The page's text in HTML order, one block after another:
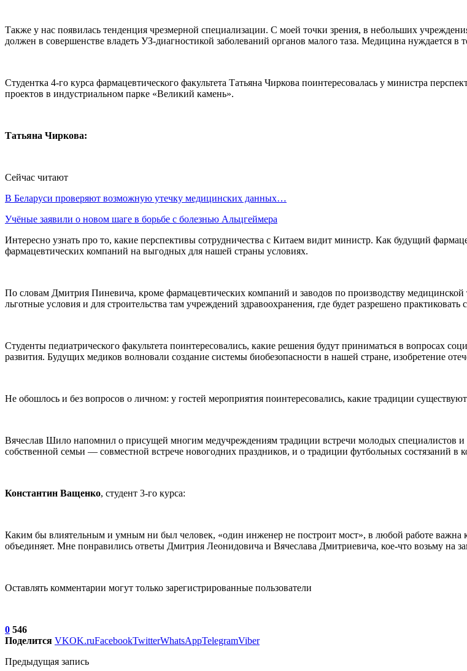
Также у нас появилась тенденция чрезмерной специализации. С моей точки зрения, в небольших
должен в совершенстве владеть УЗ-диагностикой заболеваний органов малого таза. Медицина нуждается
Студентка 4-го курса фармацевтического факультета Татьяна Чиркова поинтересовалась у министра
проектов в индустриальном парке «Великий камень».
Татьяна Чиркова:
Сейчас читают
В Беларуси проверяют возможную утечку медицинских данных…
Учёные заявили о новом шаге в борьбе с болезнью Альцгеймера
Интересно узнать про то, какие перспективы сотрудничества с Китаем видит министр. Как будущий
фармацевтических компаний на выгодных для нашей страны условиях.
По словам Дмитрия Пиневича, кроме фармацевтических компаний и заводов по производству
льготные условия и для строительства там учреждений здравоохранения, где будет разрешено
Студенты педиатрического факультета поинтересовались, какие решения будут приниматься в вопросах
развития. Будущих медиков волновали создание системы биобезопасности в нашей стране, изобретение
Не обошлось и без вопросов о личном: у гостей мероприятия поинтересовались, какие традиции
Вячеслав Шило напомнил о присущей многим медучреждениям традиции встречи молодых специалистов
собственной семьи — совместной встрече новогодних праздников, и о традиции футбольных состязаний в
Константин Ващенко, студент 3-го курса:
Каким бы влиятельным и умным ни был человек, «один инженер не построит мост», в любой работе
объединяет. Мне понравились ответы Дмитрия Леонидовича и Вячеслава Дмитриевича, кое-что возьму на
Оставлять комментарии могут только зарегистрированные пользователи
0 546
Поделится VKOK.ruFacebookTwitterWhatsAppTelegramViber
Предыдущая запись